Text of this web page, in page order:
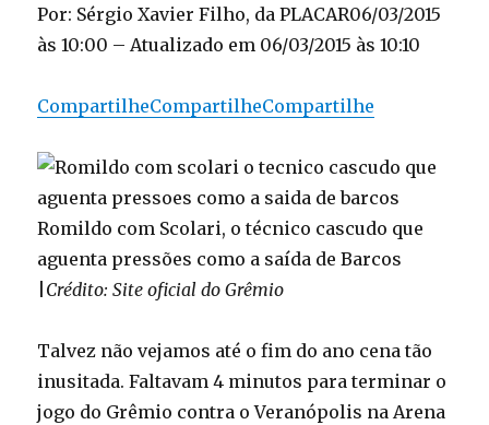
Por: Sérgio Xavier Filho, da PLACAR06/03/2015
às 10:00 – Atualizado em 06/03/2015 às 10:10
CompartilheCompartilheCompartilhe
Romildo com Scolari, o técnico cascudo que
aguenta pressões como a saída de Barcos
Crédito: Site oficial do Grêmio
Talvez não vejamos até o fim do ano cena tão
inusitada. Faltavam 4 minutos para terminar o
jogo do Grêmio contra o Veranópolis na Arena